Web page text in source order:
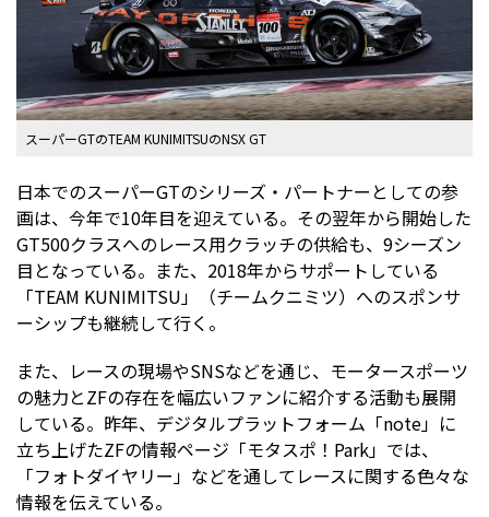
スーパーGTのTEAM KUNIMITSUのNSX GT
日本でのスーパーGTのシリーズ・パートナーとしての参
画は、今年で10年目を迎えている。その翌年から開始した
GT500クラスへのレース用クラッチの供給も、9シーズン
目となっている。また、2018年からサポートしている
「TEAM KUNIMITSU」（チームクニミツ）へのスポンサ
ーシップも継続して行く。
また、レースの現場やSNSなどを通じ、モータースポーツ
の魅力とZFの存在を幅広いファンに紹介する活動も展開
している。昨年、デジタルプラットフォーム「note」に
立ち上げたZFの情報ページ「モタスポ！Park」では、
「フォトダイヤリー」などを通してレースに関する色々な
情報を伝えている。